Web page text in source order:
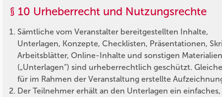
§ 10 Urheberrecht und Nutzungsrechte
Sämtliche vom Veranstalter bereitgestellten Inhalte,
Unterlagen, Konzepte, Checklisten, Präsentationen,
Arbeitsblätter, Online-Inhalte und sonstigen Materialien
(„Unterlagen“) sind urheberrechtlich geschützt.
für im Rahmen der Veranstaltung erstellte
Der Teilnehmer erhält an den Unterlagen ein